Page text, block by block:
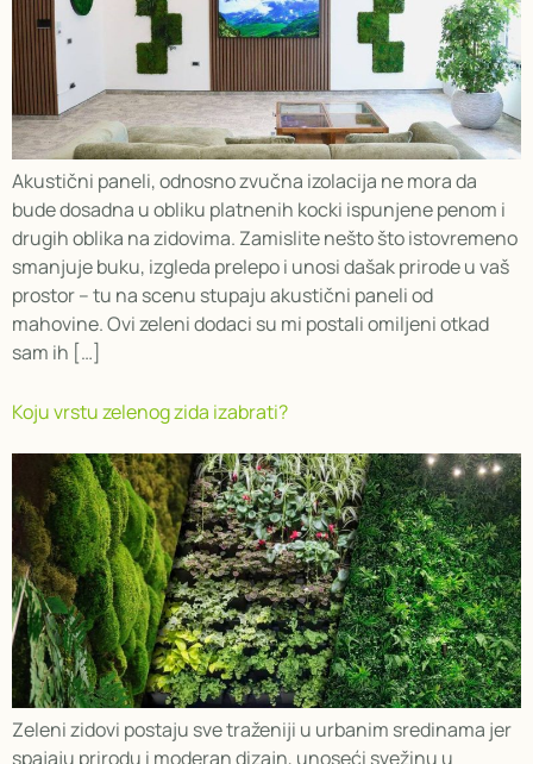
Akustični paneli, odnosno zvučna izolacija ne mora da
bude dosadna u obliku platnenih kocki ispunjene penom i
drugih oblika na zidovima. Zamislite nešto što istovremeno
smanjuje buku, izgleda prelepo i unosi dašak prirode u vaš
prostor – tu na scenu stupaju akustični paneli od
mahovine. Ovi zeleni dodaci su mi postali omiljeni otkad
sam ih […]
Koju vrstu zelenog zida izabrati?
Zeleni zidovi postaju sve traženiji u urbanim sredinama jer
spajaju prirodu i moderan dizajn, unoseći svežinu u